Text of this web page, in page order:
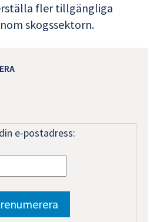
fler tillgängliga
skogssektorn.
e-postadress: